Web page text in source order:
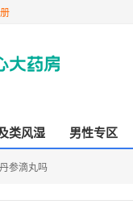
类风湿 男性专区
参滴丸吗